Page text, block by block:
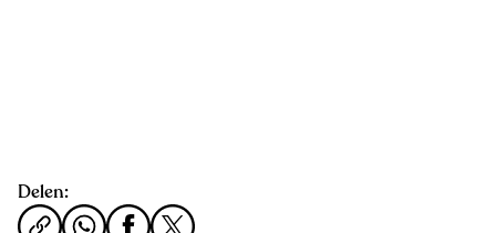
Delen: